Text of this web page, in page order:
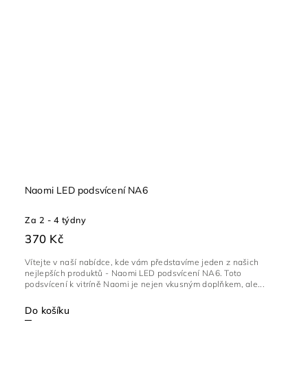
Naomi LED podsvícení NA6
Za 2 - 4 týdny
370 Kč
Do košíku
Vítejte v naší nabídce, kde vám představíme jeden z našich
nejlepších produktů - Naomi LED podsvícení NA6. Toto
podsvícení k vitríně Naomi je nejen vkusným doplňkem, ale...